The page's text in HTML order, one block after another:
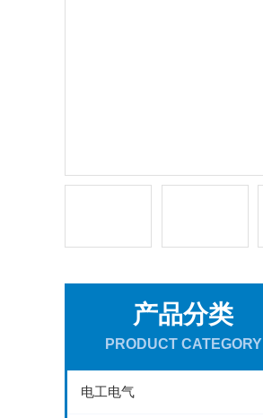
产品分类
PRODUCT CATEGORY
电工电气